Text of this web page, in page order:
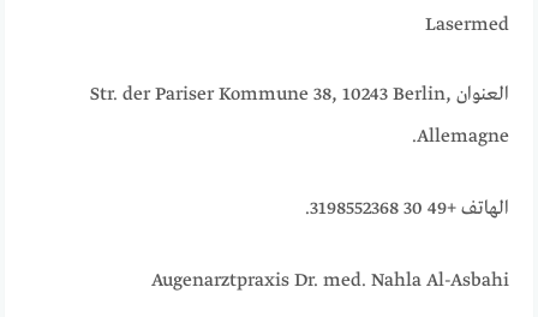
Lasermed
العنوان Str. der Pariser Kommune 38, 10243 Berlin,
Allemagne.
الهاتف +49 30 3198552368.
Augenarztpraxis Dr. med. Nahla Al-Asbahi